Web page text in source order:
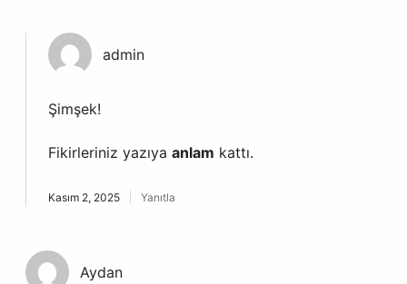
admin
Şimşek!
Fikirleriniz yazıya anlam kattı.
Kasım 2, 2025 Yanıtla
Aydan